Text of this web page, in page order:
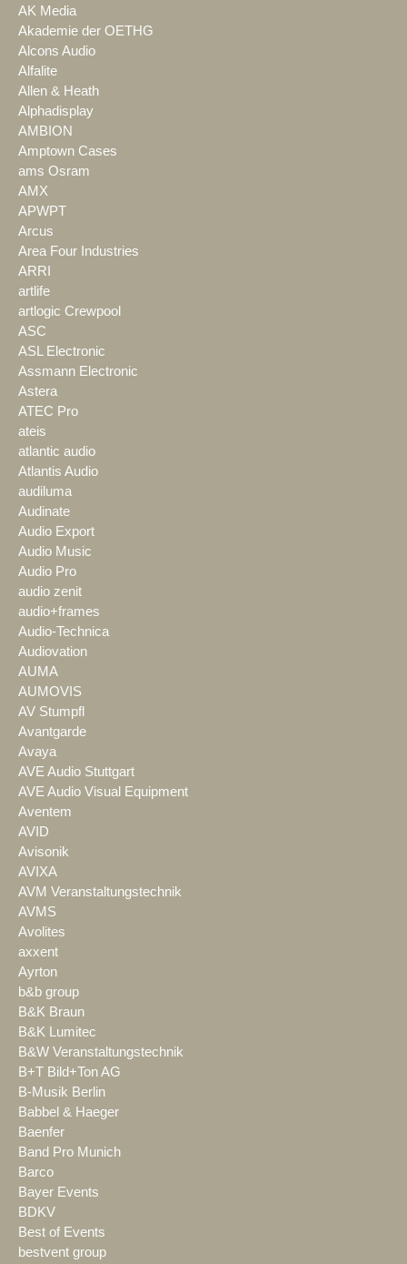
AK Media
Akademie der OETHG
Alcons Audio
Alfalite
Allen & Heath
Alphadisplay
AMBION
Amptown Cases
ams Osram
AMX
APWPT
Arcus
Area Four Industries
ARRI
artlife
artlogic Crewpool
ASC
ASL Electronic
Assmann Electronic
Astera
ATEC Pro
ateis
atlantic audio
Atlantis Audio
audiluma
Audinate
Audio Export
Audio Music
Audio Pro
audio zenit
audio+frames
Audio-Technica
Audiovation
AUMA
AUMOVIS
AV Stumpfl
Avantgarde
Avaya
AVE Audio Stuttgart
AVE Audio Visual Equipment
Aventem
AVID
Avisonik
AVIXA
AVM Veranstaltungstechnik
AVMS
Avolites
axxent
Ayrton
b&b group
B&K Braun
B&K Lumitec
B&W Veranstaltungstechnik
B+T Bild+Ton AG
B-Musik Berlin
Babbel & Haeger
Baenfer
Band Pro Munich
Barco
Bayer Events
BDKV
Best of Events
bestvent group